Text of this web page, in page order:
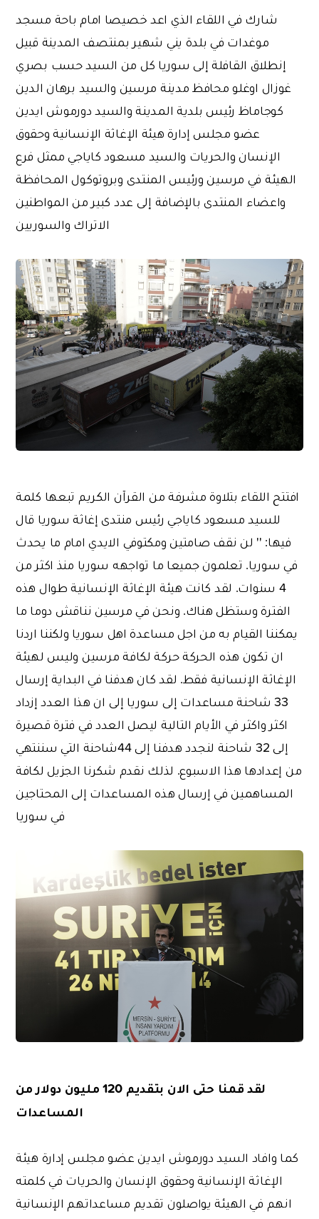
شارك في اللقاء الذي اعد خصيصا امام باحة مسجد
موغدات في بلدة يني شهير بمنتصف المدينة قبيل
إنطلاق القافلة إلى سوريا كل من السيد حسب بصري
غوزال اوغلو محافظ مدينة مرسين والسيد برهان الدين
كوجاماظ رئيس بلدية المدينة والسيد دورموش ايدين
عضو مجلس إدارة هيئة الإغاثة الإنسانية وحقوق
الإنسان والحريات والسيد مسعود كاياجي ممثل فرع
الهيئة في مرسين ورئيس المنتدى وبروتوكول المحافظة
واعضاء المنتدى بالإضافة إلى عدد كبير من المواطنين
الاتراك والسوريين
افتتح اللقاء بتلاوة مشرفة من القرآن الكريم تبعها كلمة
للسيد مسعود كاياجي رئيس منتدى إغاثة سوريا قال
فيها: '' لن نقف صامتين ومكتوفي الايدي امام ما يحدث
في سوريا. تعلمون جميعا ما تواجهه سوريا منذ اكثر من
4 سنوات. لقد كانت هيئة الإغاثة الإنسانية طوال هذه
الفترة وستظل هناك. ونحن في مرسين نناقش دوما ما
يمكننا القيام به من اجل مساعدة اهل سوريا ولكننا اردنا
ان تكون هذه الحركة حركة لكافة مرسين وليس لهيئة
الإغاثة الإنسانية فقط. لقد كان هدفنا في البداية إرسال
33 شاحنة مساعدات إلى سوريا إلى ان هذا العدد إزداد
اكثر واكثر في الأيام التالية ليصل العدد في فترة قصيرة
إلى 32 شاحنة لنجدد هدفنا إلى 44شاحنة التي سننتهي
من إعدادها هذا الاسبوع. لذلك نقدم شكرنا الجزيل لكافة
المساهمين في إرسال هذه المساعدات إلى المحتاجين
في سوريا
لقد قمنا حتى الان بتقديم 120 مليون دولار من
المساعدات
كما وافاد السيد دورموش ايدين عضو مجلس إدارة هيئة
الإغاثة الإنسانية وحقوق الإنسان والحريات في كلمته
انهم في الهيئة يواصلون تقديم مساعداتهم الإنسانية